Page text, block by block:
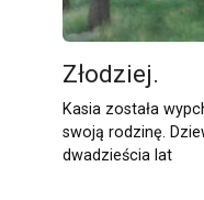
Złodziej.
Kasia została
swoją rodzinę.
dwadzieścia lat